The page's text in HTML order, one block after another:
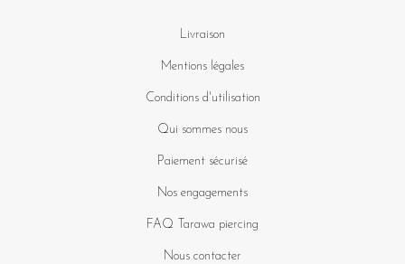
Livraison
Mentions légales
Conditions d'utilisation
Qui sommes nous
Paiement sécurisé
Nos engagements
FAQ Tarawa piercing
Nous contacter